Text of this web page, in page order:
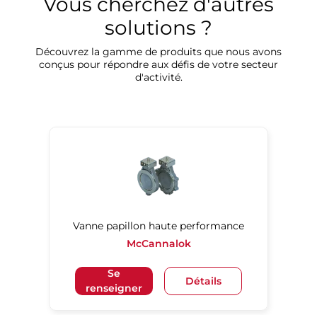
solutions ?
Découvrez la gamme de produits que nous avons
conçus pour répondre aux défis de votre secteur
d'activité.
Vanne papillon haute performance
McCannalok
Se
renseigner
Détails